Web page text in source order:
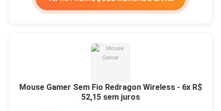
Mouse Gamer Sem Fio Redragon Wireless - 6x R$
52,15 sem juros